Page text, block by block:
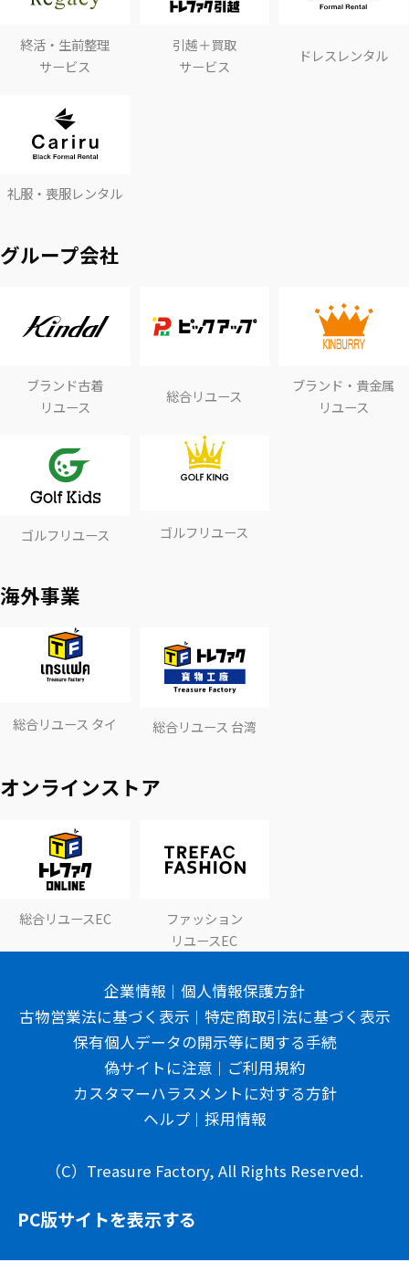
終活・生前整理
サービス
引越＋買取
サービス
ドレスレンタル
礼服・喪服レンタル
グループ会社
ブランド古着
リユース
総合リユース
ブランド・貴金属
リユース
ゴルフリユース ゴルフリユース
海外事業
総合リユース タイ 総合リユース 台湾
オンラインストア
総合リユースEC
ファッション
リユースEC
企業情報
個人情報保護方針
古物営業法に基づく表示
特定商取引法に基づく表示
保有個人データの開示等に関する手続
偽サイトに注意
ご利用規約
カスタマーハラスメントに対する方針
ヘルプ
採用情報
（C）Treasure Factory, All Rights Reserved.
PC版サイトを表示する